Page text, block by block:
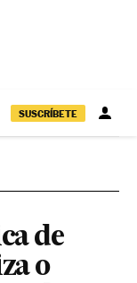
SUSCRÍBETE
de
o